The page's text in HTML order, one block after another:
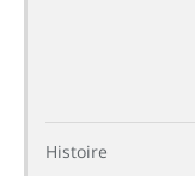
Histoire